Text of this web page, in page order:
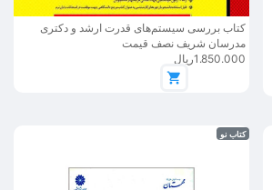
کتاب بررسی سیستم‌های قدرت ارشد و دکتری
مدرسان شریف نصف قیمت
1.850.000ریال
کتاب نو